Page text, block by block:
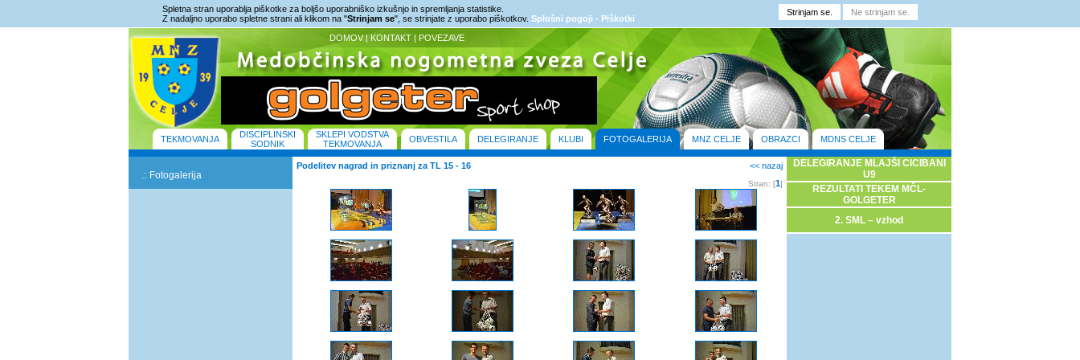
Spletna stran uporablja piškotke za boljšo uporabniško izkušnjo in spremljanja statistike.
Z nadaljno uporabo spletne strani ali klikom na "Strinjam se", se strinjate z uporabo piškotkov. Splošni pogoji - Piškotki
DOMOV | KONTAKT | POVEZAVE
TEKMOVANJA
DISCIPLINSKI
SODNIK
SKLEPI VODSTVA
TEKMOVANJA
OBVESTILA DELEGIRANJE KLUBI FOTOGALERIJA MNZ CELJE OBRAZCI MDNS CELJE
.: Fotogalerija
Podelitev nagrad in priznanj za TL 15 - 16 << nazaj
Stran: [1]
DELEGIRANJE MLAJŠI CICIBANI
U9
REZULTATI TEKEM MČL-
GOLGETER
2. SML – vzhod